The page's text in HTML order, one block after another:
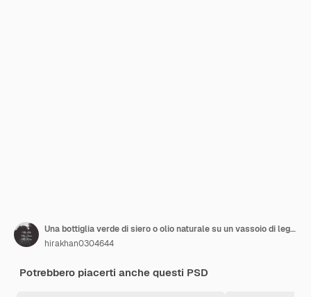
Una bottiglia verde di siero o olio naturale su un vassoio di legno
hirakhan0304644
Potrebbero piacerti anche questi PSD